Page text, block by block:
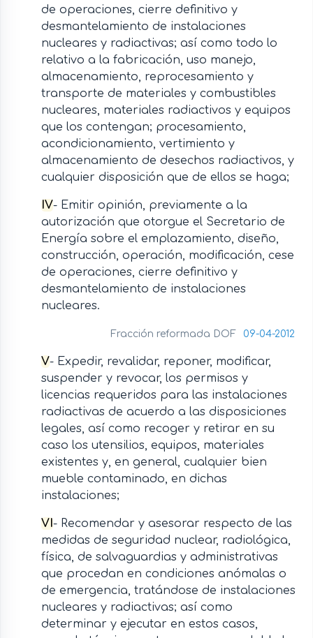
de operaciones, cierre definitivo y
desmantelamiento de instalaciones
nucleares y radiactivas; así como todo lo
relativo a la fabricación, uso manejo,
almacenamiento, reprocesamiento y
transporte de materiales y combustibles
nucleares, materiales radiactivos y equipos
que los contengan; procesamiento,
acondicionamiento, vertimiento y
almacenamiento de desechos radiactivos, y
cualquier disposición que de ellos se haga;
IV- Emitir opinión, previamente a la
autorización que otorgue el Secretario de
Energía sobre el emplazamiento, diseño,
construcción, operación, modificación, cese
de operaciones, cierre definitivo y
desmantelamiento de instalaciones
nucleares.
Fracción reformada DOF 09-04-2012
V- Expedir, revalidar, reponer, modificar,
suspender y revocar, los permisos y
licencias requeridos para las instalaciones
radiactivas de acuerdo a las disposiciones
legales, así como recoger y retirar en su
caso los utensilios, equipos, materiales
existentes y, en general, cualquier bien
mueble contaminado, en dichas
instalaciones;
VI - Recomendar y asesorar respecto de las
medidas de seguridad nuclear, radiológica,
física, de salvaguardias y administrativas
que procedan en condiciones anómalas o
de emergencia, tratándose de instalaciones
nucleares y radiactivas; así como
determinar y ejecutar en estos casos,